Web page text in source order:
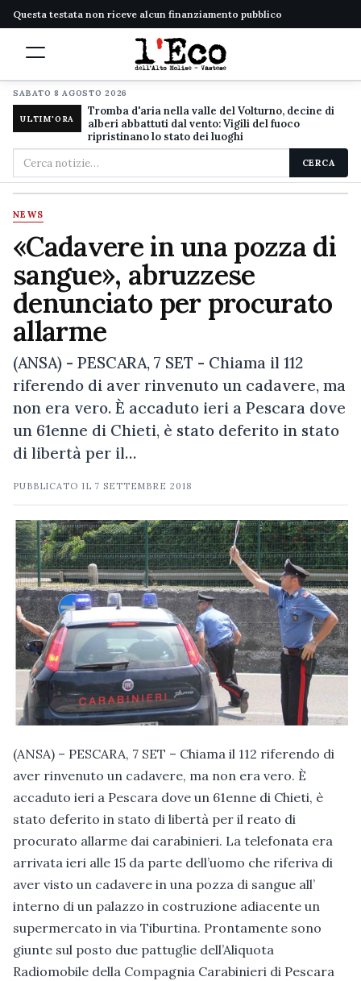
Questa testata non riceve alcun finanziamento pubblico
SABATO 8 AGOSTO 2026
ULTIM'ORA
Tromba d'aria nella valle del Volturno, decine di
alberi abbattuti dal vento: Vigili del fuoco
ripristinano lo stato dei luoghi
Cerca
nel
sito
CERCA
NEWS
«Cadavere in una pozza di
sangue», abruzzese
denunciato per procurato
allarme
(ANSA) - PESCARA, 7 SET - Chiama il 112
riferendo di aver rinvenuto un cadavere, ma
non era vero. È accaduto ieri a Pescara dove
un 61enne di Chieti, è stato deferito in stato
di libertà per il…
PUBBLICATO IL 7 SETTEMBRE 2018
(ANSA) – PESCARA, 7 SET – Chiama il 112 riferendo di
aver rinvenuto un cadavere, ma non era vero. È
accaduto ieri a Pescara dove un 61enne di Chieti, è
stato deferito in stato di libertà per il reato di
procurato allarme dai carabinieri. La telefonata era
arrivata ieri alle 15 da parte dell’uomo che riferiva di
aver visto un cadavere in una pozza di sangue all’
interno di un palazzo in costruzione adiacente un
supermercato in via Tiburtina. Prontamente sono
giunte sul posto due pattuglie dell’Aliquota
Radiomobile della Compagnia Carabinieri di Pescara